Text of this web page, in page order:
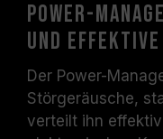
Power-
und effektive
Der Power-
Störgeräusche,
verteilt ihn